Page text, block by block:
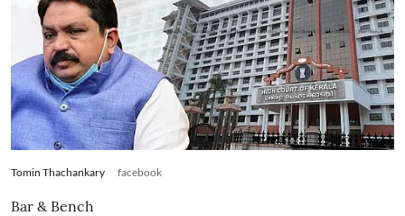
Tomin Thachankary facebook
Bar & Bench